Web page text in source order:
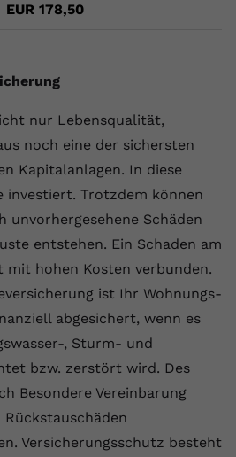
EUR 178,50
nur Lebensqualität,
noch eine der sichersten
Kapitalanlagen. In diese
investiert. Trotzdem können
unvorhergesehene Schäden
entstehen. Ein Schaden am
mit hohen Kosten verbunden.
ist Ihr Wohnungs-
abgesichert, wenn es
, Sturm- und
bzw. zerstört wird. Des
Besondere Vereinbarung
Versicherungsschutz besteht